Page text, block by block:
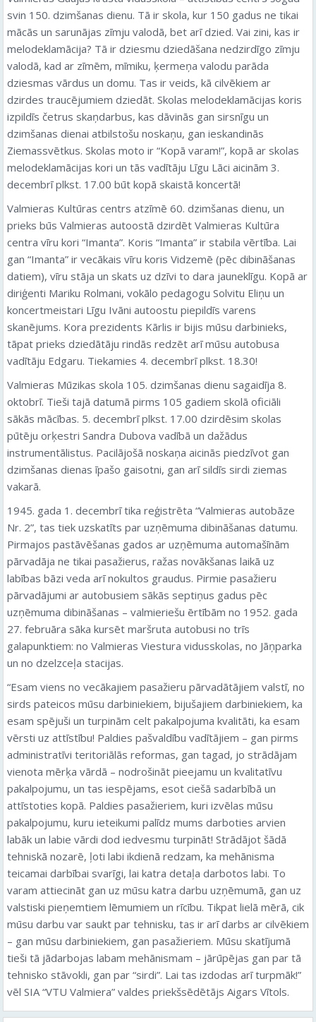
svin 150. dzimšanas dienu. Tā ir skola, kur 150 gadus ne tikai
mācās un sarunājas zīmju valodā, bet arī dzied. Vai zini, kas ir
melodeklamācija? Tā ir dziesmu dziedāšana nedzirdīgo zīmju
valodā, kad ar zīmēm, mīmiku, ķermeņa valodu parāda
dziesmas vārdus un domu. Tas ir veids, kā cilvēkiem ar
dzirdes traucējumiem dziedāt. Skolas melodeklamācijas koris
izpildīs četrus skaņdarbus, kas dāvinās gan sirsnīgu un
dzimšanas dienai atbilstošu noskaņu, gan ieskandinās
Ziemassvētkus. Skolas moto ir “Kopā varam!”, kopā ar skolas
melodeklamācijas kori un tās vadītāju Līgu Lāci aicinām 3.
decembrī plkst. 17.00 būt kopā skaistā koncertā!
Valmieras Kultūras centrs atzīmē 60. dzimšanas dienu, un
prieks būs Valmieras autoostā dzirdēt Valmieras Kultūra
centra vīru kori “Imanta”. Koris “Imanta” ir stabila vērtība. Lai
gan “Imanta” ir vecākais vīru koris Vidzemē (pēc dibināšanas
datiem), vīru stāja un skats uz dzīvi to dara jauneklīgu. Kopā ar
diriģenti Mariku Rolmani, vokālo pedagogu Solvitu Eliņu un
koncertmeistari Līgu Ivāni autoostu piepildīs varens
skanējums. Kora prezidents Kārlis ir bijis mūsu darbinieks,
tāpat prieks dziedātāju rindās redzēt arī mūsu autobusa
vadītāju Edgaru. Tiekamies 4. decembrī plkst. 18.30!
Valmieras Mūzikas skola 105. dzimšanas dienu sagaidīja 8.
oktobrī. Tieši tajā datumā pirms 105 gadiem skolā oficiāli
sākās mācības. 5. decembrī plkst. 17.00 dzirdēsim skolas
pūtēju orķestri Sandra Dubova vadībā un dažādus
instrumentālistus. Pacilājošā noskaņa aicinās piedzīvot gan
dzimšanas dienas īpašo gaisotni, gan arī sildīs sirdi ziemas
vakarā.
1945. gada 1. decembrī tika reģistrēta “Valmieras autobāze
Nr. 2”, tas tiek uzskatīts par uzņēmuma dibināšanas datumu.
Pirmajos pastāvēšanas gados ar uzņēmuma automašīnām
pārvadāja ne tikai pasažierus, ražas novākšanas laikā uz
labības bāzi veda arī nokultos graudus. Pirmie pasažieru
pārvadājumi ar autobusiem sākās septiņus gadus pēc
uzņēmuma dibināšanas – valmieriešu ērtībām no 1952. gada
27. februāra sāka kursēt maršruta autobusi no trīs
galapunktiem: no Valmieras Viestura vidusskolas, no Jāņparka
un no dzelzceļa stacijas.
“Esam viens no vecākajiem pasažieru pārvadātājiem valstī, no
sirds pateicos mūsu darbiniekiem, bijušajiem darbiniekiem, ka
esam spējuši un turpinām celt pakalpojuma kvalitāti, ka esam
vērsti uz attīstību! Paldies pašvaldību vadītājiem – gan pirms
administratīvi teritoriālās reformas, gan tagad, jo strādājam
vienota mērķa vārdā – nodrošināt pieejamu un kvalitatīvu
pakalpojumu, un tas iespējams, esot ciešā sadarbībā un
attīstoties kopā. Paldies pasažieriem, kuri izvēlas mūsu
pakalpojumu, kuru ieteikumi palīdz mums darboties arvien
labāk un labie vārdi dod iedvesmu turpināt! Strādājot šādā
tehniskā nozarē, ļoti labi ikdienā redzam, ka mehānisma
teicamai darbībai svarīgi, lai katra detaļa darbotos labi. To
varam attiecināt gan uz mūsu katra darbu uzņēmumā, gan uz
valstiski pieņemtiem lēmumiem un rīcību. Tikpat lielā mērā, cik
mūsu darbu var saukt par tehnisku, tas ir arī darbs ar cilvēkiem
– gan mūsu darbiniekiem, gan pasažieriem. Mūsu skatījumā
tieši tā jādarbojas labam mehānismam – jārūpējas gan par tā
tehnisko stāvokli, gan par “sirdi”. Lai tas izdodas arī turpmāk!”
vēl SIA “VTU Valmiera” valdes priekšsēdētājs Aigars Vītols.